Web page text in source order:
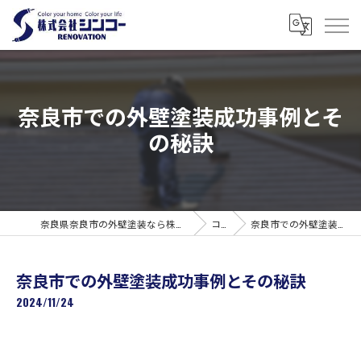
奈良市での外壁塗装成功事例とそ
の秘訣
コラム 奈良市での外壁塗装成功事例とその秘訣
奈良市での外壁塗装成功事例とその秘訣
2024/11/24